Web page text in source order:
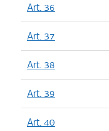
Art. 36
Art. 37
Art. 38
Art. 39
Art. 40